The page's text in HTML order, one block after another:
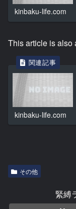
kinbaku-life.com
This article is also
kinbaku-life.com
その他
緊縛